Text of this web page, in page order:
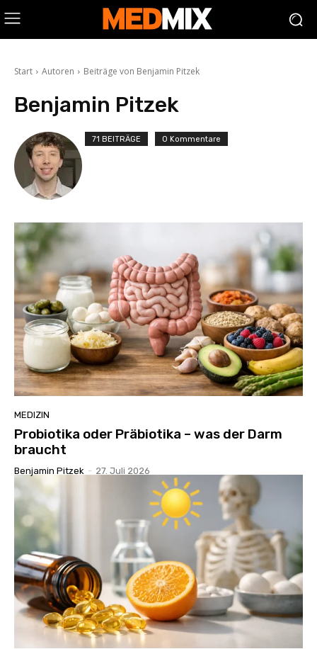
Start Autoren Beiträge von Benjamin Pitzek
Benjamin Pitzek
71 BEITRÄGE 0 Kommentare
MEDIZIN
Probiotika oder Präbiotika – was der Darm
braucht
Benjamin Pitzek - 27. Juli 2026